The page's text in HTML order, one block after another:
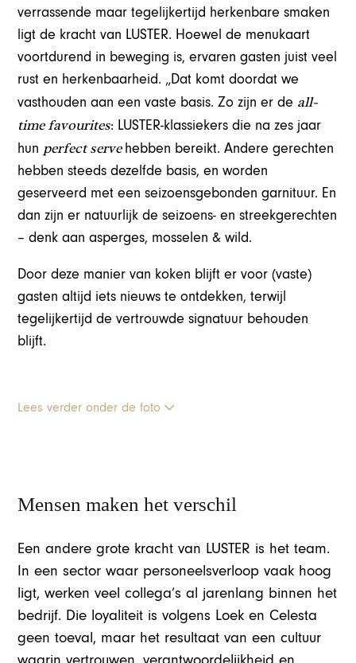
verrassende maar tegelijkertijd herkenbare smaken
ligt de kracht van LUSTER. Hoewel de menukaart
voortdurend in beweging is, ervaren gasten juist veel
rust en herkenbaarheid. „Dat komt doordat we
vasthouden aan een vaste basis. Zo zijn er de all-
time favourites: LUSTER-klassiekers die na zes jaar
hun perfect serve hebben bereikt. Andere gerechten
hebben steeds dezelfde basis, en worden
geserveerd met een seizoensgebonden garnituur. En
dan zijn er natuurlijk de seizoens- en streekgerechten
– denk aan asperges, mosselen & wild.
Door deze manier van koken blijft er voor (vaste)
gasten altijd iets nieuws te ontdekken, terwijl
tegelijkertijd de vertrouwde signatuur behouden
blijft.
Lees verder onder de foto
Mensen maken het verschil
Een andere grote kracht van LUSTER is het team.
In een sector waar personeelsverloop vaak hoog
ligt, werken veel collega’s al jarenlang binnen het
bedrijf. Die loyaliteit is volgens Loek en Celesta
geen toeval, maar het resultaat van een cultuur